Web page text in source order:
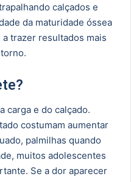
calçados e
da maturidade óssea
trazer resultados mais
carga e do calçado.
costumam aumentar
palmilhas quando
muitos adolescentes
Se a dor aparecer